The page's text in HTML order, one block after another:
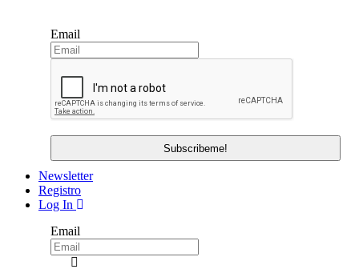
Email
Newsletter
Registro
Log In
Email